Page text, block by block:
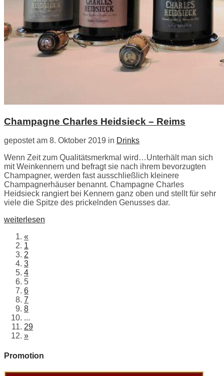
Champagne Charles Heidsieck – Reims
gepostet am 8. Oktober 2019 in Drinks
Wenn Zeit zum Qualitätsmerkmal wird…Unterhält man sich
mit Weinkennern und befragt sie nach ihrem bevorzugten
Champagner, werden fast ausschließlich kleinere
Champagnerhäuser benannt. Champagne Charles
Heidsieck rangiert bei Kennern ganz oben und stellt für sehr
viele die Spitze des prickelnden Genusses dar.
weiterlesen
«
1
2
3
4
5
6
7
8
...
29
»
Promotion